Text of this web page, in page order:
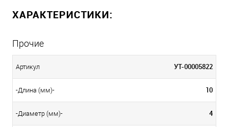
ХАРАКТЕРИСТИКИ:
Прочие
Артикул УТ-00005822
-Длина (мм)- 10
-Диаметр (мм)- 4